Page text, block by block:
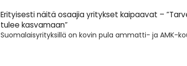
Erityisesti näitä osaajia yritykset kaipaavat –
tulee kasvamaan”
Suomalaisyrityksillä on kovin pula ammatti- ja AMK-